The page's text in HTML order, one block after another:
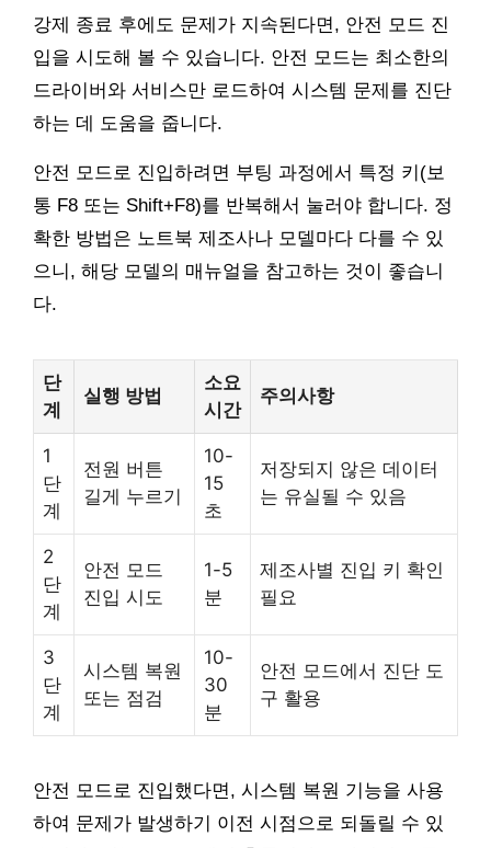
강제 종료 후에도 문제가 지속된다면, 안전 모드 진
입을 시도해 볼 수 있습니다. 안전 모드는 최소한의
드라이버와 서비스만 로드하여 시스템 문제를 진단
하는 데 도움을 줍니다.
안전 모드로 진입하려면 부팅 과정에서 특정 키(보
통 F8 또는 Shift+F8)를 반복해서 눌러야 합니다. 정
확한 방법은 노트북 제조사나 모델마다 다를 수 있
으니, 해당 모델의 매뉴얼을 참고하는 것이 좋습니
다.
단
계
실행 방법
소요
시간
주의사항
1
단
계
전원 버튼
길게 누르기
10-
15
초
저장되지 않은 데이터
는 유실될 수 있음
2
단
계
안전 모드
진입 시도
1-5
분
제조사별 진입 키 확인
필요
3
단
계
시스템 복원
또는 점검
10-
30
분
안전 모드에서 진단 도
구 활용
안전 모드로 진입했다면, 시스템 복원 기능을 사용
하여 문제가 발생하기 이전 시점으로 되돌릴 수 있